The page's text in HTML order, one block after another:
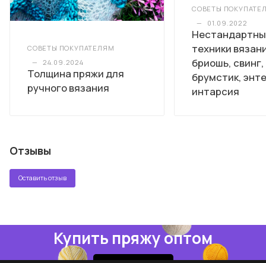
СОВЕТЫ ПОКУПАТЕЛЯМ
—
24.09.2024
Толщина пряжи для
ручного вязания
СОВЕТЫ
—
01.09.2022
техники
бриошь, свинг,
брумстик,
интарсия
Отзывы
Оставить отзыв
Купить пряжу оптом